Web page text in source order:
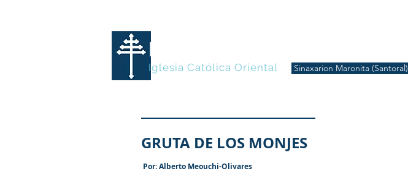
MARONITAS
Iglesia Católica Oriental
Sinaxarion Maronita (Santoral)
GRUTA DE LOS MONJES
Por: Alberto Meouchi-Olivares